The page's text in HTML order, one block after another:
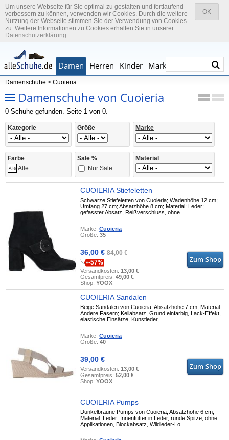
OK
Um unsere Webseite für Sie optimal zu gestalten und fortlaufend
verbessern zu können, verwenden wir Cookies. Durch die weitere
Nutzung der Webseite stimmen Sie der Verwendung von Cookies
zu. Weitere Informationen zu Cookies erhalten Sie in unserer
Datenschutzerklärung.
Damen Herren Kinder Marken
Damenschuhe > Cuoieria
Damenschuhe von Cuoieria
0 Schuhe gefunden. Seite 1 von 0.
Kategorie Größe Marke
Farbe
Alle
Sale %
Nur Sale
Material
CUOIERIA Stiefeletten
Schwarze Stiefeletten von Cuoieria; Wadenhöhe 12 cm;
Umfang 27 cm; Absatzhöhe 8 cm; Material: Leder;
gefasster Absatz, Reißverschluss, ohne...
Marke:Cuoieria
Größe:35
36,00 €84,00 €
-57%
Versandkosten:13,00 €
Gesamtpreis:49,00 €
Shop:YOOX
CUOIERIA Sandalen
Beige Sandalen von Cuoieria; Absatzhöhe 7 cm; Material:
Andere Fasern; Keilabsatz, Grund einfarbig, Lack-Effekt,
elastische Einsätze, Kunstleder,...
Marke:Cuoieria
Größe:40
39,00 €
Versandkosten:13,00 €
Gesamtpreis:52,00 €
Shop:YOOX
CUOIERIA Pumps
Dunkelbraune Pumps von Cuoieria; Absatzhöhe 6 cm;
Material: Leder; Innenfutter in Leder, runde Spitze, ohne
Applikationen, Blockabsatz, Wildleder-Lo...